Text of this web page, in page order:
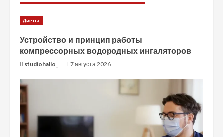
Диеты
Устройство и принцип работы
компрессорных водородных ингаляторов
studiohallo_ 7 августа 2026